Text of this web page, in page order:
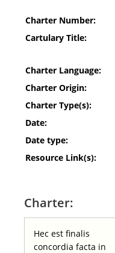
Charter Number:
Cartulary Title:
Charter Language:
Charter Origin:
Charter Type(s):
Date:
Date type:
Resource Link(s):
Charter:
Hec est finalis
concordia facta in